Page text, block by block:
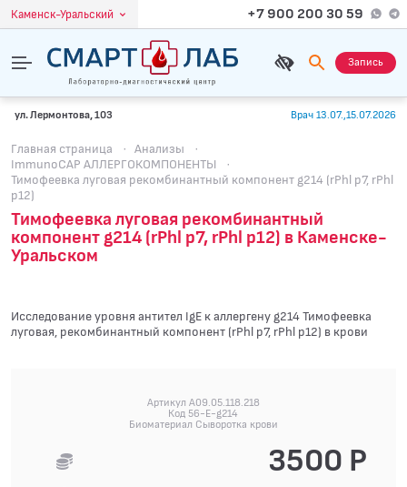
Каменск-Уральский +7 900 200 30 59
Запись
ул. Лермонтова, 103 Врач 13.07.,15.07.2026
Главная страница · Анализы
·
ImmunoCAP АЛЛЕРГОКОМПОНЕНТЫ
·
Тимофеевка луговая рекомбинантный компонент g214 (rPhl p7, rPhl
p12)
Тимофеевка луговая рекомбинантный
компонент g214 (rPhl p7, rPhl p12) в Каменске-
Уральском
Исследование уровня антител IgE к аллергену g214 Тимофеевка
луговая, рекомбинантный компонент (rPhl p7, rPhl p12) в крови
Артикул A09.05.118.218
Код 56-E-g214
Биоматериал Сыворотка крови
3500 Р